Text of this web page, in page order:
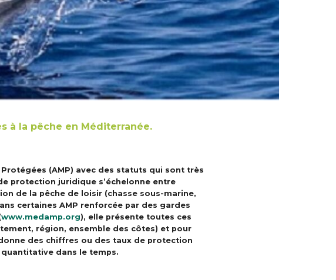
à la pêche en Méditerranée.
(AMP) avec des statuts qui sont très
protection juridique s’échelonne entre
de la pêche de loisir (chasse sous-marine,
certaines AMP renforcée par des gardes
www.medamp.org), elle présente toutes ces
région, ensemble des côtes) et pour
des chiffres ou des taux de protection
dans le temps.